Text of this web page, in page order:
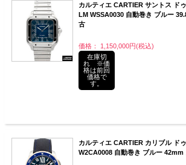
カルティエ CARTIER サントス ド
LM WSSA0030 自動巻き ブルー
古
価格： 1,150,000円(税込)
在庫切
れ ※価
格は前回
価格で
す。
カルティエ CARTIER カリブル ド
W2CA0008 自動巻き ブルー 42mm